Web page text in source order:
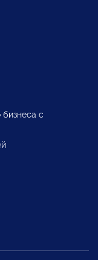
бизнеса с